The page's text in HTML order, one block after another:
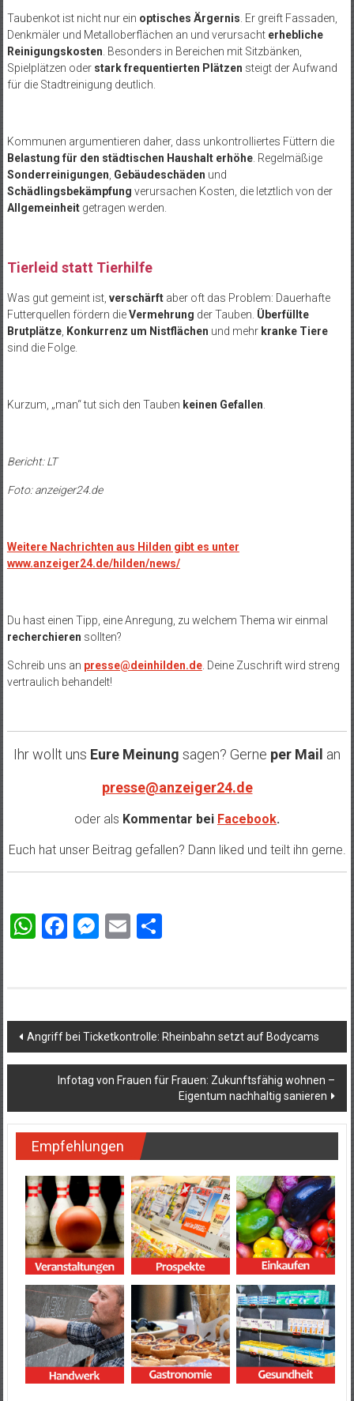
Taubenkot ist nicht nur ein optisches Ärgernis. Er greift Fassaden,
Denkmäler und Metalloberflächen an und verursacht erhebliche
Reinigungskosten. Besonders in Bereichen mit Sitzbänken,
Spielplätzen oder stark frequentierten Plätzen steigt der Aufwand
für die Stadtreinigung deutlich.
Kommunen argumentieren daher, dass unkontrolliertes Füttern die
Belastung für den städtischen Haushalt erhöhe. Regelmäßige
Sonderreinigungen, Gebäudeschäden und
Schädlingsbekämpfung verursachen Kosten, die letztlich von der
Allgemeinheitgetragen werden.
Tierleid statt Tierhilfe
Was gut gemeint ist, verschärftaber oft das Problem: Dauerhafte
Futterquellen fördern dieVermehrung der Tauben. Überfüllte
Brutplätze, Konkurrenz um Nistflächen und mehr kranke Tiere
sind die Folge.
Kurzum, „man“ tut sich den Tauben keinen Gefallen.
Bericht: LT
Foto: anzeiger24.de
Weitere Nachrichten aus Hilden gibt es unter
www.anzeiger24.de/hilden/news/
Du hast einen Tipp, eine Anregung, zu welchem Thema wir einmal
recherchieren sollten?
Schreib uns an presse@deinhilden.de. Deine Zuschrift wird streng
vertraulich behandelt!
Ihr wollt uns Eure Meinung sagen? Gerne per Mail an
presse@anzeiger24.de
oder als Kommentar bei Facebook.
Euch hat unser Beitrag gefallen? Dann liked und teilt ihn gerne.
WhatsApp
Facebook
Messenger
Email
Beitragsnavigation
Angriff bei Ticketkontrolle: Rheinbahn setzt auf Bodycams
Infotag von Frauen für Frauen: Zukunftsfähig wohnen –
Eigentum nachhaltig sanieren
Empfehlungen